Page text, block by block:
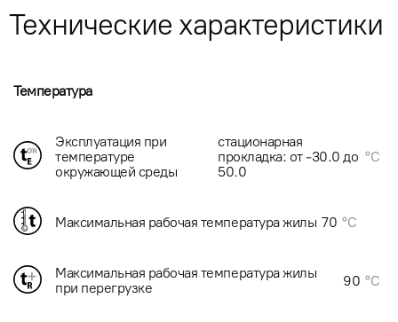
Технические характеристики
Температура
Эксплуатация при
температуре
окружающей среды
стационарная
прокладка: от -30.0 до
50.0
°C
Максимальная рабочая температура жилы 70 °C
Максимальная рабочая температура жилы
при перегрузке
90 °C